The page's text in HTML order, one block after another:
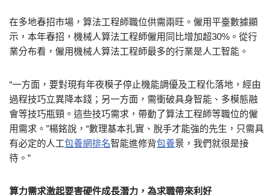
在多地春招市場，算法工程師職位供需兩旺。僱用平臺數據顯
示，本年春招，機械人算法工程師僱用同比增加超30%。從行
業分布看，僱用機械人算法工程師最多的行業是人工智能。
“一方面，要對現有年夜模子停止機能調優及工程化落地，經由
過程技巧立異降本錢；另一方面，需衝破具身智能、多模態融
會等技巧瓶頸。這些技巧需求，帶動了算法工程師等職位的僱
用需求。”楊銘說，“數理基本扎實、脫手才能強的先生，只需具
有必定的人工包養網排名智能進修背包養景，我們就很是接
待。”
算力需求激起要害硬件成長潛力，為求職帶來利好